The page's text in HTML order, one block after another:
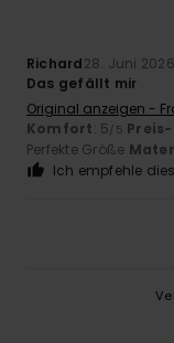
Richard28. Juni 2026
Das gefällt mir
Original anzeigen -
Komfort: 5/5
Perfekte Größe
Ich empfehle